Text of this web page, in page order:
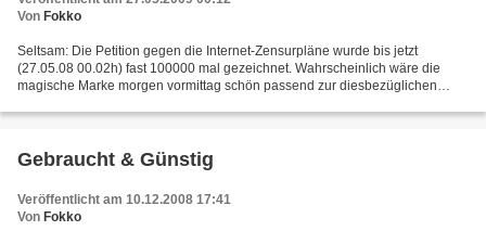
Von Fokko
Seltsam: Die Petition gegen die Internet-Zensurpläne wurde bis jetzt
(27.05.08 00.02h) fast 100000 mal gezeichnet. Wahrscheinlich wäre die
magische Marke morgen vormittag schön passend zur diesbezüglichen
Gebraucht & Günstig
Veröffentlicht am 10.12.2008 17:41
Von Fokko